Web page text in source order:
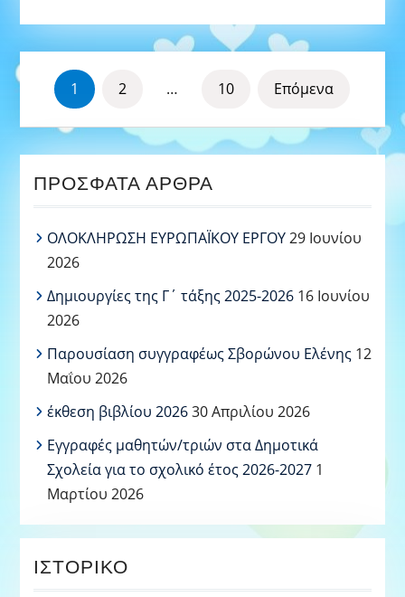
ΣΕΛΙΔΟΠΟΊΗΣΗ
ΆΡΘΡΩΝ
1 2 … 10 Επόμενα
ΠΡΌΣΦΑΤΑ ΆΡΘΡΑ
ΟΛΟΚΛΗΡΩΣΗ ΕΥΡΩΠΑΪΚΟΥ ΕΡΓΟΥ29 Ιουνίου
2026
Δημιουργίες της Γ΄ τάξης 2025-2026 16 Ιουνίου
2026
Παρουσίαση συγγραφέως Σβορώνου Ελένης 12
Μαΐου 2026
έκθεση βιβλίου 202630 Απριλίου 2026
Εγγραφές μαθητών/τριών στα Δημοτικά
Σχολεία για το σχολικό έτος 2026-2027 1
Μαρτίου 2026
ΙΣΤΟΡΙΚΌ